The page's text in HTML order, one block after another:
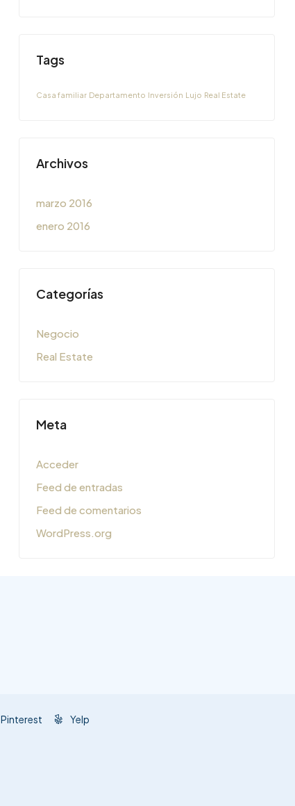
Tags
Casa familiar Departamento Inversión Lujo Real Estate
Archivos
marzo 2016
enero 2016
Categorías
Negocio
Real Estate
Meta
Acceder
Feed de entradas
Feed de comentarios
WordPress.org
Pinterest Yelp